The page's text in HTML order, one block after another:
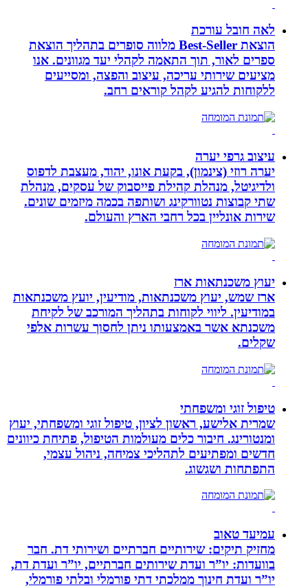
לאה חובל עורכת
הוצאת Best-Seller מלווה סופרים בתהליך הוצאת
ספרים לאור, תוך התאמה לקהלי יעד מגוונים. אנו
מציעים שירותי עריכה, עיצוב והפצה, ומסייעים
ללקוחות להגיע לקהל קוראים רחב.
עיצוב גרפי יערה
יערה רוזי (צינמון), בקעת אונו, יהוד, מעצבת לדפוס
ולדיגיטל, מנהלת קהילת פייסבוק של עסקים, מנהלת
שתי קבוצות נטוורקינג ושותפה בכמה מיזמים שונים.
שירות אונליין בכל רחבי הארץ והעולם.
יעוץ משכנתאות ארז
ארז שמש, יעוץ משכנתאות, מודיעין, יועץ משכנתאות
במודיעין. ליווי לקוחות בתהליך המורכב של לקיחת
משכנתא אשר באמצעותו ניתן לחסוך עשרות אלפי
שקלים.
טיפול זוגי ומשפחתי
שמרית אלישע, ראשון לציון, טיפול זוגי ומשפחתי, יעוץ
ומנטורינג. חיבור כלים מעולמות הטיפול, פתיחת כיוונים
חדשים ומפתיעים לתהליכי צמיחה, ניהול עצמי,
התפתחות ושגשוג.
עמיעד טאוב
מחזיק תיקים: שירותיים חברתיים ושירותי דת. חבר
בוועדות: יו”ר ועדת שירותים חברתיים, יו”ר ועדת דת,
יו”ר ועדת חינוך ממלכתי דתי פורמלי ובלתי פורמלי,